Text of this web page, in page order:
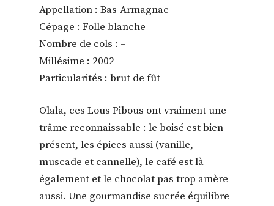
Appellation : Bas-Armagnac
Cépage : Folle blanche
Nombre de cols : –
Millésime : 2002
Particularités : brut de fût
Olala, ces Lous Pibous ont vraiment une
trâme reconnaissable : le boisé est bien
présent, les épices aussi (vanille,
muscade et cannelle), le café est là
également et le chocolat pas trop amère
aussi. Une gourmandise sucrée équilibre